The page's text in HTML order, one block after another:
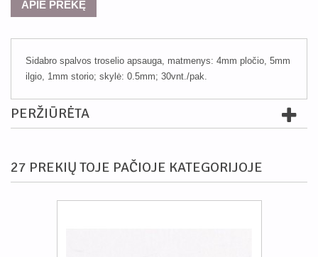
APIE PREKĘ
Sidabro spalvos troselio apsauga, matmenys: 4mm pločio, 5mm
ilgio, 1mm storio; skylė: 0.5mm; 30vnt./pak.
PERŽIŪRĖTA
27 PREKIŲ TOJE PAČIOJE KATEGORIJOJE